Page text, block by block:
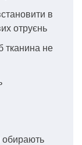
в
отруєнь
тканина не
обирають